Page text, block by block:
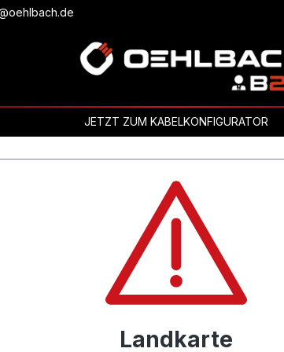
JETZT ZUM KABELKONFIGURATOR
Landkarte